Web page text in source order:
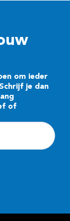
om ieder
je dan
of